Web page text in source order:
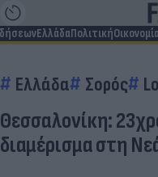
ΕλλάδαΠολιτική
Ελλάδα Σορός
Θεσσαλονίκη:
διαμέρισμα στη